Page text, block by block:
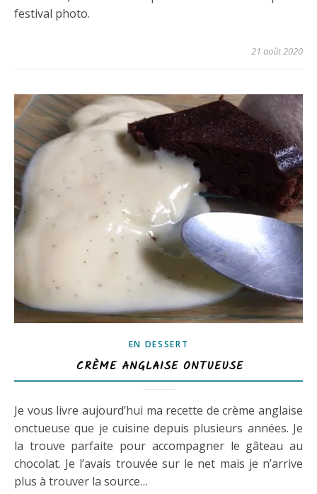
festival photo.
21 août 2020
EN DESSERT
CRÈME ANGLAISE ONTUEUSE
Je vous livre aujourd’hui ma recette de crème anglaise
onctueuse que je cuisine depuis plusieurs années. Je
la trouve parfaite pour accompagner le gâteau au
chocolat. Je l’avais trouvée sur le net mais je n’arrive
plus à trouver la source…